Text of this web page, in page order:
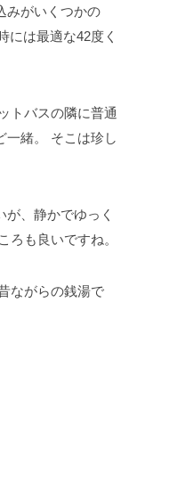
みがいくつかの
には最適な42度く
トバスの隣に普通
緒。
そこは珍し
、静かでゆっく
ろも良いですね。
ながらの銭湯で